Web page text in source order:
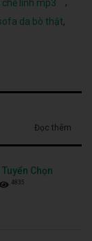
chế linh mp3
da bò thật,
Đọc thêm
Chọn
4835